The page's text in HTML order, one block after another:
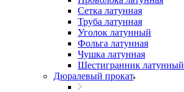
Сетка латунная
Труба латунная
Уголок латунный
Фольга латунная
Чушка латунная
Шестигранник латунный
Дюралевый прокат